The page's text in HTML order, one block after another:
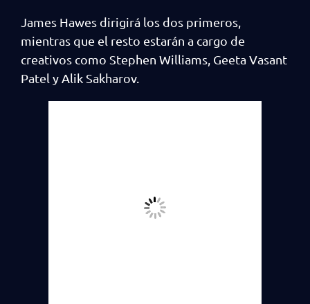
James Hawes dirigirá los dos primeros,
mientras que el resto estarán a cargo de
creativos como Stephen Williams, Geeta Vasant
Patel y Alik Sakharov.